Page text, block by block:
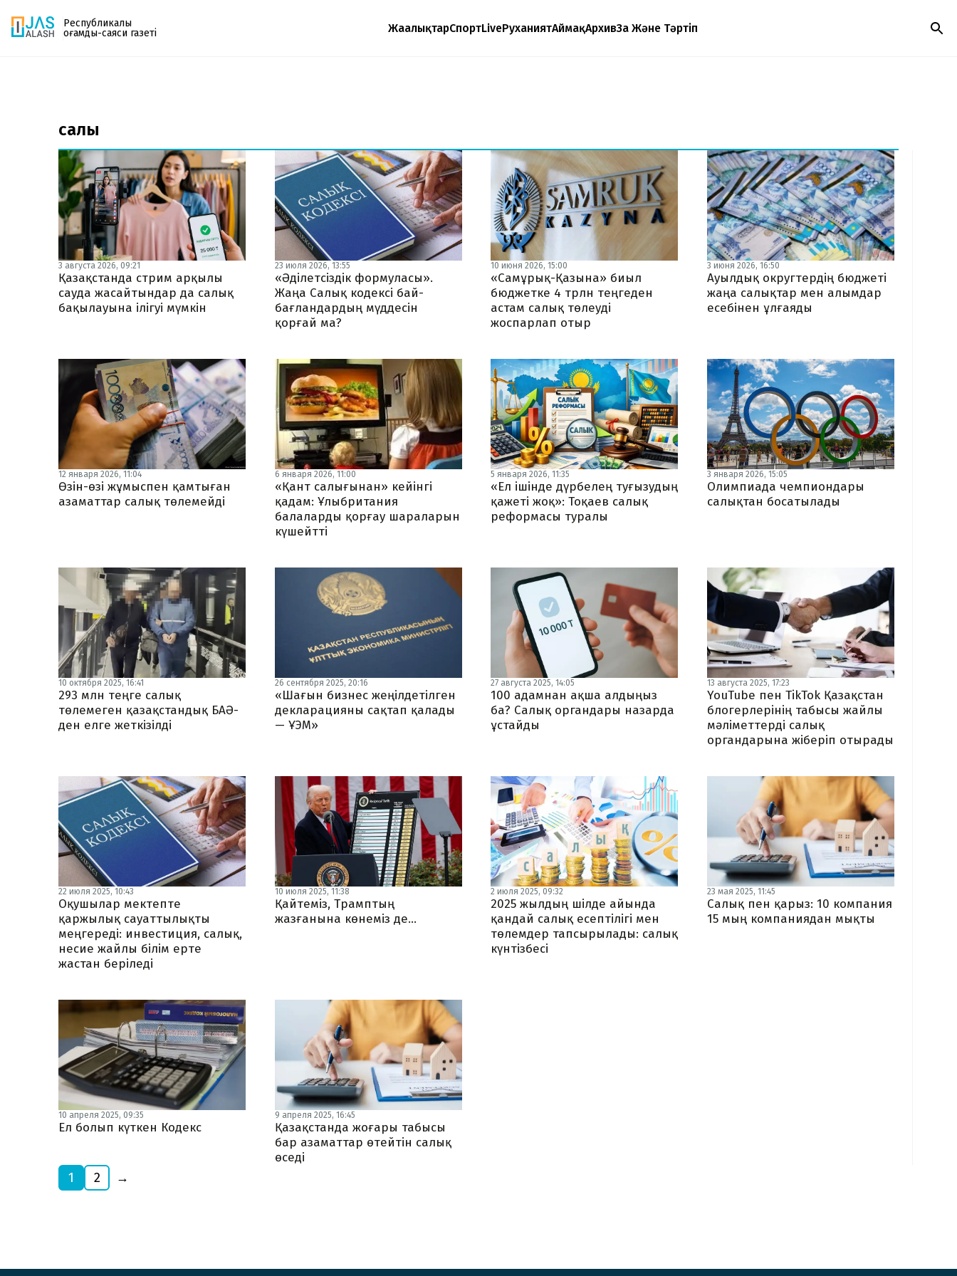
Республикалық
қоғамдық-саяси газеті
ЖаңалықтарСпортLiveРуханиятАймақАрхивЗаң Және Тәртіп
поштаңызға алып отырыңыз. Жаңа нөмір
шыққан сәтте сізге бірден жіберіледі. Тек email
енгізіңіз, біз қалғанын өзіміз жібереміз.
салық
3 августа 2026, 09:21
Қазақстанда стрим арқылы
сауда жасайтындар да салық
бақылауына ілігуі мүмкін
23 июля 2026, 13:55
«Әділетсіздік формуласы».
Жаңа Салық кодексі бай-
бағландардың мүддесін
қорғай ма?
10 июня 2026, 15:00
«Самұрық-Қазына» биыл
бюджетке 4 трлн теңгеден
астам салық төлеуді
жоспарлап отыр
3 июня 2026, 16:50
Ауылдық округтердің бюджеті
жаңа салықтар мен алымдар
есебінен ұлғаяды
12 января 2026, 11:04
Өзін-өзі жұмыспен қамтыған
азаматтар салық төлемейді
6 января 2026, 11:00
«Қант салығынан» кейінгі
қадам: Ұлыбритания
балаларды қорғау шараларын
күшейтті
5 января 2026, 11:35
«Ел ішінде дүрбелең туғызудың
қажеті жоқ»: Тоқаев салық
реформасы туралы
3 января 2026, 15:05
Олимпиада чемпиондары
салықтан босатылады
10 октября 2025, 16:41
293 млн теңге салық
төлемеген қазақстандық БАӘ-
ден елге жеткізілді
26 сентября 2025, 20:16
«Шағын бизнес жеңілдетілген
декларацияны сақтап қалады
— ҰЭМ»
27 августа 2025, 14:05
100 адамнан ақша алдыңыз
ба? Салық органдары назарда
ұстайды
13 августа 2025, 17:23
YouTube пен TikTok Қазақстан
блогерлерінің табысы жайлы
мәліметтерді салық
органдарына жіберіп отырады
22 июля 2025, 10:43
Оқушылар мектепте
қаржылық сауаттылықты
меңгереді: инвестиция, салық,
несие жайлы білім ерте
жастан беріледі
10 июля 2025, 11:38
Қайтеміз, Трамптың
жазғанына көнеміз де...
2 июля 2025, 09:32
2025 жылдың шілде айында
қандай салық есептілігі мен
төлемдер тапсырылады: салық
күнтізбесі
23 мая 2025, 11:45
Салық пен қарыз: 10 компания
15 мың компаниядан мықты
10 апреля 2025, 09:35
Ел болып күткен Кодекс
9 апреля 2025, 16:45
Қазақстанда жоғары табысы
бар азаматтар өтейтін салық
өседі
1 2 →